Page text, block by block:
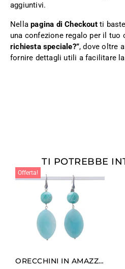
aggiuntivi.
Nellapagina di Checkoutti
una confezione regalo per il tuo
richiesta speciale?”, dove oltre
fornire dettagli utili a facilitare
TI POTREBBE
Offerta!
ORECCHINI IN AMAZZONITE ED ARGENTO